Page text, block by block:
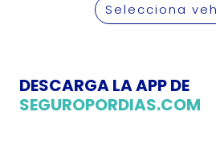
Selecciona
DESCARGA LA APP DE
SEGUROPORDIAS.COM